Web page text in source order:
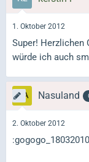
1. Oktober 2012
Super! Herzlichen
würde ich auch
Nasuland
2. Oktober 2012